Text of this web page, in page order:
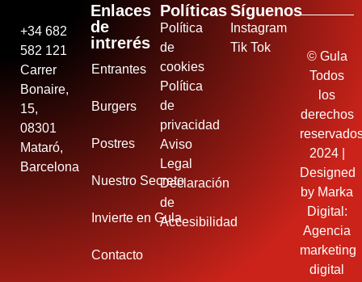
+34 682
582 121
Carrer
Bonaire,
15,
08301
Mataró,
Barcelona
Enlaces
de
intrerés
Entrantes
Burgers
Postres
Nuestro Secreto
Invierte en Gula
Contacto
Políticas
Política
de
cookies
Política
de
privacidad
Aviso
Legal
Declaración
de
Accesibilidad
Síguenos
Instagram
Tik Tok
© Gula
Todos
los
derechos
2024 |
Designed
by Marka
Digital:
Agencia
marketing
digital